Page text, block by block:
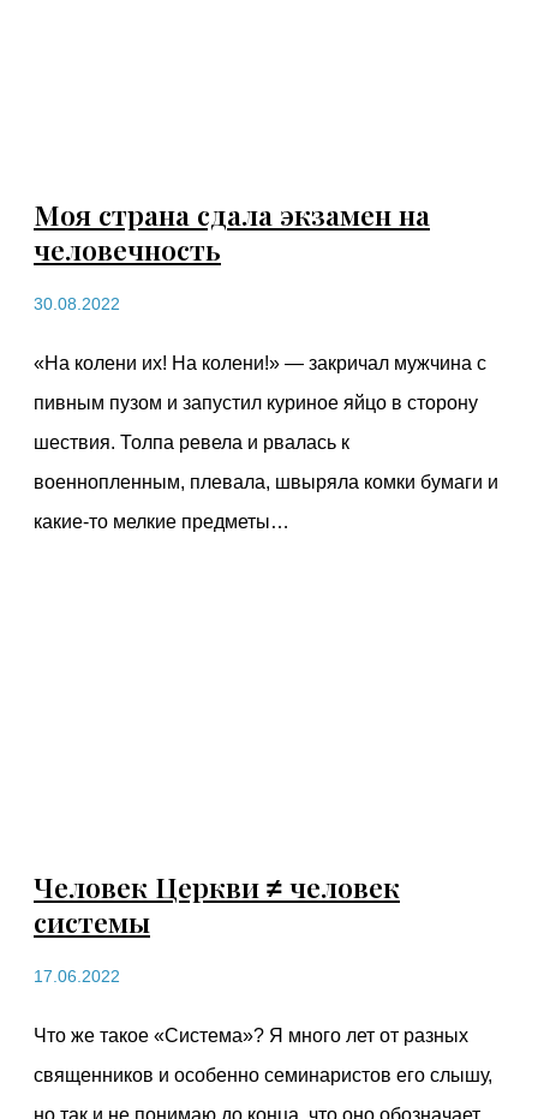
Моя страна сдала экзамен на
человечность
30.08.2022
«На колени их! На колени!» — закричал мужчина с
пивным пузом и запустил куриное яйцо в сторону
шествия. Толпа ревела и рвалась к
военнопленным, плевала, швыряла комки бумаги и
какие-то мелкие предметы…
Человек Церкви ≠ человек
системы
17.06.2022
Что же такое «Система»? Я много лет от разных
священников и особенно семинаристов его слышу,